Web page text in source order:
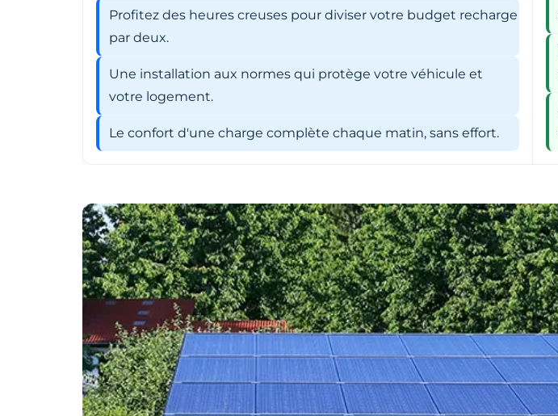
Profitez des heures creuses pour diviser votre budget recharge
par deux.
Une installation aux normes qui protège votre véhicule et
votre logement.
Le confort d'une charge complète chaque matin, sans effort.